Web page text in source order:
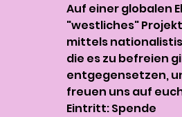
Auf einer globalen
"westliches"
mittels
die es zu befreien
entgegensetzen,
freuen uns auf
Eintritt: Spende